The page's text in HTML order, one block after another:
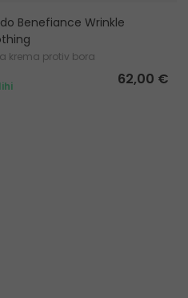
Benefiance Wrinkle
krema protiv bora
62,00 €